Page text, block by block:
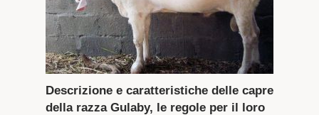
Descrizione e caratteristiche delle capre
della razza Gulaby, le regole per il loro